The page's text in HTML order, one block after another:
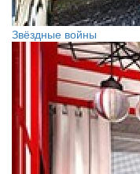
Звёздные войны